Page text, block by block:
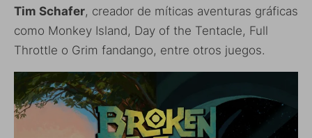
Tim Schafer, creador de míticas aventuras gráficas
como Monkey Island, Day of the Tentacle, Full
Throttle o Grim fandango, entre otros juegos.